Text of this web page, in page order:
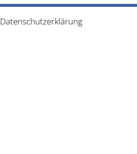
Datenschutzerklärung